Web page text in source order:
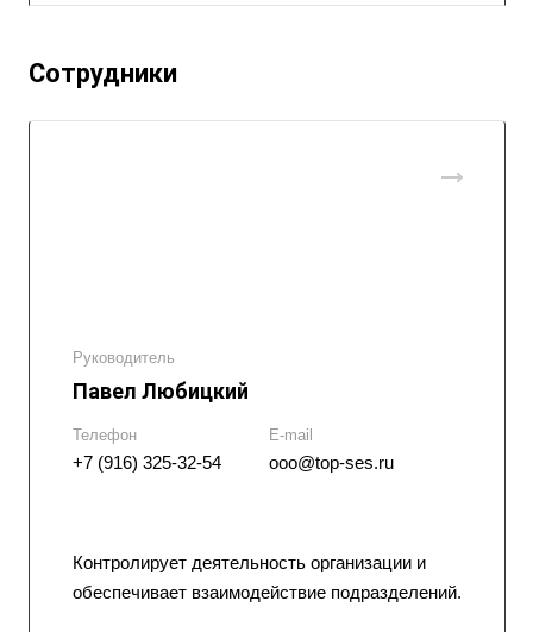
Сотрудники
Руководитель
Павел Любицкий
Телефон
+7 (916) 325-32-54
E-mail
ooo@top-ses.ru
Контролирует деятельность организации и
обеспечивает взаимодействие подразделений.